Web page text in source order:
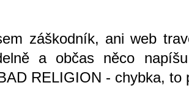
záškodník, ani web
a občas něco
RELIGION - chybka, to